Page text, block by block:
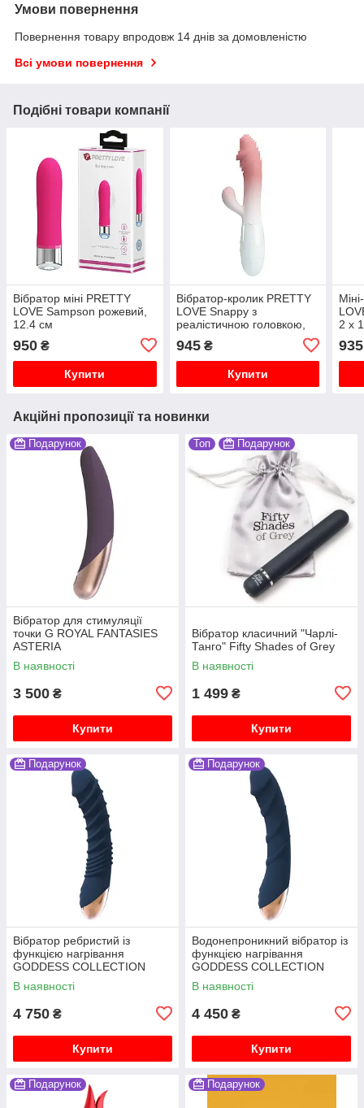
Умови повернення
Повернення товару впродовж 14 днів за домовленістю
Всі умови повернення
Подібні товари компанії
Вібратор міні PRETTY
LOVE Sampson рожевий,
12.4 см
950 ₴
Купити
Вібратор-кролик PRETTY
LOVE Snappy з
реалістичною головкою,
945₴
Купити
2 х
935
Акційні пропозиції та новинки
Подарунок
Вібратор для стимуляції
точки G ROYAL FANTASIES
ASTERIA
В наявності
3 500 ₴
Купити
Топ Подарунок
Вібратор класичний "Чарлі-
Танго" Fifty Shades of Grey
В наявності
1 499 ₴
Купити
Подарунок
Вібратор ребристий із
функцією нагрівання
GODDESS COLLECTION
AEOLUS
В наявності
4 750 ₴
Купити
Подарунок
Водонепроникний вібратор із
функцією нагрівання
GODDESS COLLECTION
ATLAS
В наявності
4 450 ₴
Купити
Подарунок Подарунок